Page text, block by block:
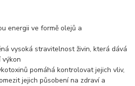
energii ve formě olejů a
vysoká stravitelnost živin, která dává
výkon
pomáhá kontrolovat jejich vliv,
jejich působení na zdraví a